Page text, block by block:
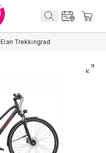
Elan Trekkingrad